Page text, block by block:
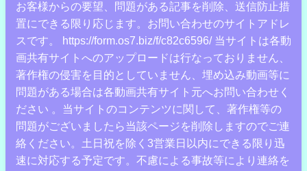
お客様からの要望、問題がある記事を削除、送信防止措
置にできる限り応じます。お問い合わせのサイトアドレ
スです。 https://form.os7.biz/f/c82c6596/ 当サイトは各動
画共有サイトへのアップロードは行なっておりません、
著作権の侵害を目的としていません、埋め込み動画等に
問題がある場合は各動画共有サイト元へお問い合わせく
ださい 。当サイトのコンテンツに関して、著作権等の
問題がございましたら当該ページを削除しますのでご連
絡ください。土日祝を除く3営業日以内にできる限り迅
速に対応する予定です。不慮による事故等により連絡を